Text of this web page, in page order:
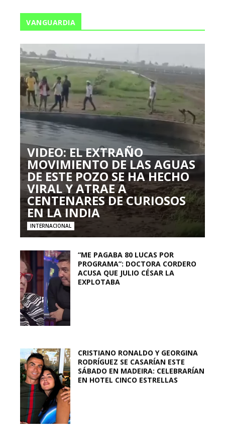
VANGUARDIA
VIDEO: EL EXTRAÑO
MOVIMIENTO DE LAS AGUAS
DE ESTE POZO SE HA HECHO
VIRAL Y ATRAE A
CENTENARES DE CURIOSOS
EN LA INDIA
INTERNACIONAL
“ME PAGABA 80 LUCAS POR
PROGRAMA”: DOCTORA CORDERO
ACUSA QUE JULIO CÉSAR LA
EXPLOTABA
CRISTIANO RONALDO Y GEORGINA
RODRÍGUEZ SE CASARÍAN ESTE
SÁBADO EN MADEIRA: CELEBRARÍAN
EN HOTEL CINCO ESTRELLAS